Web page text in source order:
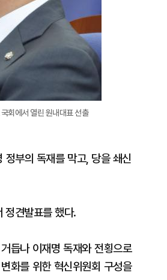
회에서 열린 원내대표 선출
정부의 독재를 막고, 당을 쇄신
정견발표를 했다.
듭나 이재명 독재와 전횡으로
화를 위한 혁신위원회 구성을